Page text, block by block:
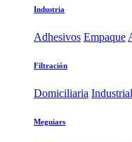
Industria
Adhesivos Empaque
Filtración
Domiciliaria Industrial
Meguiars